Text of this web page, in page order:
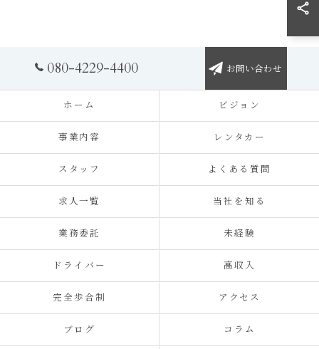
080-4229-4400 お問い合わせ
ホーム ビジョン
事業内容 レンタカー
スタッフ よくある質問
求人一覧 当社を知る
業務委託 未経験
ドライバー 高収入
完全歩合制 アクセス
ブログ コラム